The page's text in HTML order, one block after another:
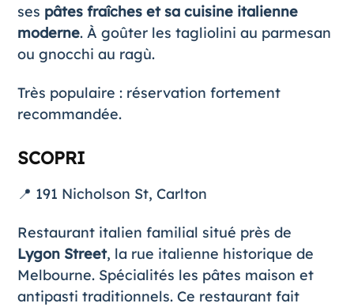
ses pâtes fraîches et sa cuisine italienne
moderne. À goûter les tagliolini au parmesan
ou gnocchi au ragù.
Très populaire : réservation fortement
recommandée.
SCOPRI
📍 191 Nicholson St, Carlton
Restaurant italien familial situé près de
Lygon Street, la rue italienne historique de
Melbourne. Spécialités les pâtes maison et
antipasti traditionnels. Ce restaurant fait